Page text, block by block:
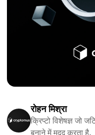
रोहन मिश्रा
क्रिप्टो विशेषज्ञ जो
बनाने में मदद करता है.